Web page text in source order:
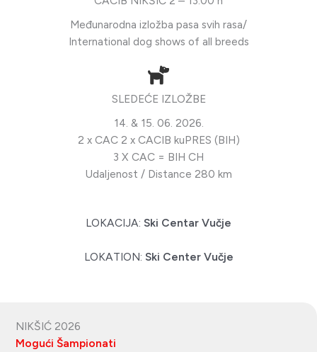
Međunarodna izložba pasa svih rasa/
International dog shows of all breeds
SLEDEĆE IZLOŽBE
14. & 15. 06. 2026.
2 x CAC 2 x CACIB kuPRES (BIH)
3 X CAC = BIH CH
Udaljenost / Distance 280 km
LOKACIJA: Ski Centar Vučje
LOKATION: Ski Center Vučje
NIKŠIĆ 2026
Mogući Šampionati